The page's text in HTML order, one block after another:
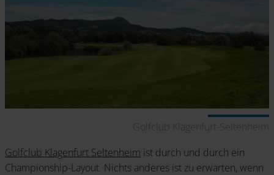
Golfclub Klagenfurt-Seltenheim
Golfclub Klagenfurt Seltenheim ist durch und durch ein
Championship-Layout. Nichts anderes ist zu erwarten, wenn